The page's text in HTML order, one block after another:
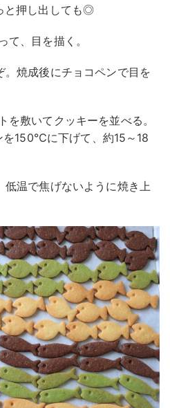
と押し出しても◎
、目を描く。
焼成後にチョコペンで目を
敷いてクッキーを並べる。
150℃に下げて、約15～18
温で焦げないように焼き上